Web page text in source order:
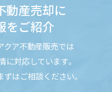
動産売却に
をご紹介
クア不動産販売では
に対応しています｡
はご相談ください。